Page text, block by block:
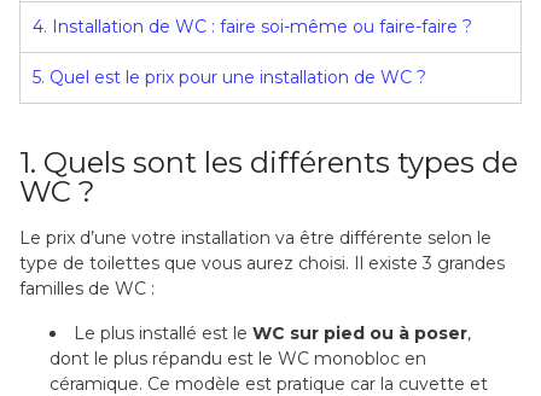
4. Installation de WC : faire soi-même ou faire-faire ?
5. Quel est le prix pour une installation de WC ?
1. Quels sont les différents types de
WC ?
Le prix d’une votre installation va être différente selon le
type de toilettes que vous aurez choisi. Il existe 3 grandes
familles de WC :
Le plus installé est le WC sur pied ou à poser,
dont le plus répandu est le WC monobloc en
céramique. Ce modèle est pratique car la cuvette et